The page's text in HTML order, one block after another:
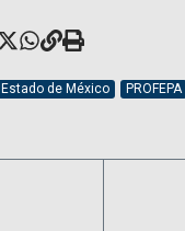
Estado de México PROFEPA